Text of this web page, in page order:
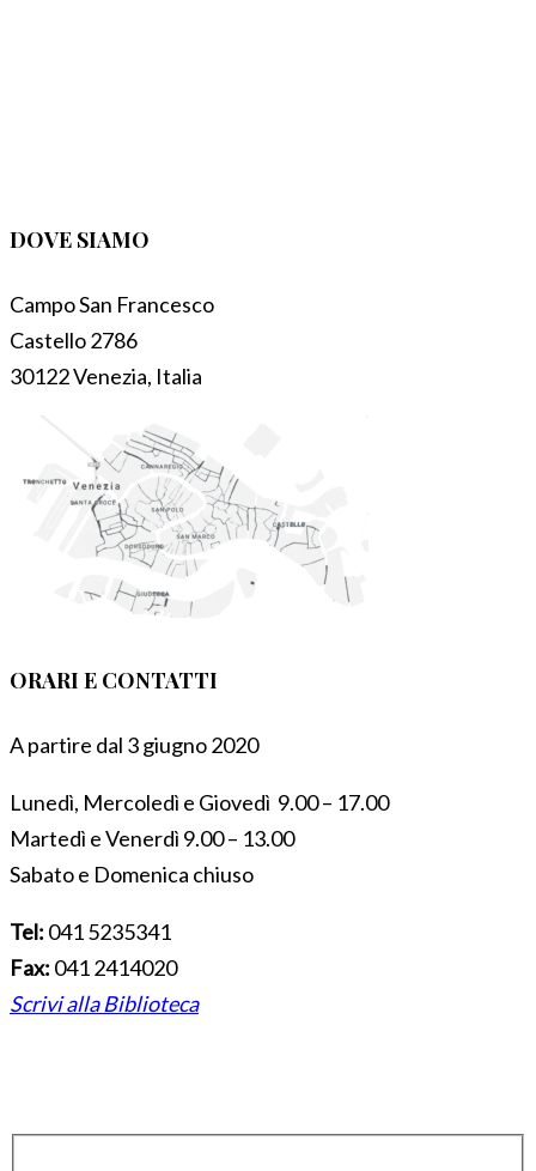
DOVE SIAMO
Campo San Francesco
Castello 2786
30122 Venezia, Italia
ORARI E CONTATTI
A partire dal 3 giugno 2020
Lunedì, Mercoledì e Giovedì 9.00 – 17.00
Martedì e Venerdì 9.00 – 13.00
Sabato e Domenica chiuso
Tel: 041 5235341
Fax: 041 2414020
Scrivi alla Biblioteca